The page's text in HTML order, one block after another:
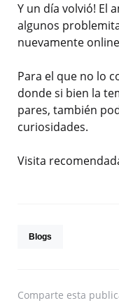
Y un día volvió! El
algunos
nuevamente online
Para el que no lo
donde si bien la
pares, también
curiosidades.
Visita
Blogs
Comparte esta